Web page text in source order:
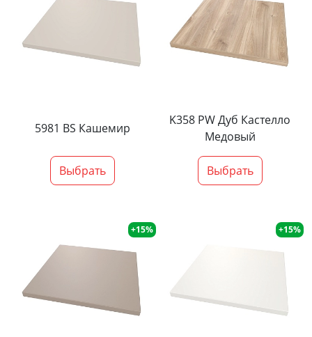
5981 BS Кашемир
Выбрать
K358 PW Дуб Кастелло
Медовый
Выбрать
+15% +15%